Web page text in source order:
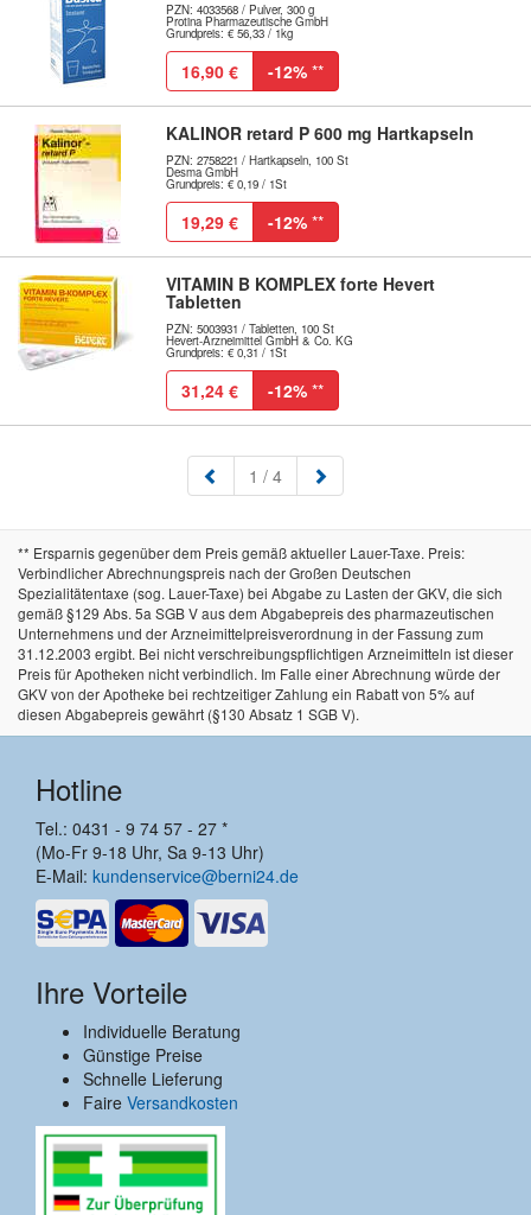
PZN: 4033568 / Pulver, 300 g
Protina Pharmazeutische GmbH
Grundpreis: € 56,33 / 1kg
16,90 € -12% **
KALINOR retard P 600 mg Hartkapseln
PZN: 2758221 / Hartkapseln, 100 St
Desma GmbH
Grundpreis: € 0,19 / 1St
19,29 € -12% **
VITAMIN B KOMPLEX forte Hevert
Tabletten
PZN: 5003931 / Tabletten, 100 St
Hevert-Arzneimittel GmbH & Co. KG
Grundpreis: € 0,31 / 1St
31,24 € -12% **
1 (aktuell)
/ 4
** Ersparnis gegenüber dem Preis gemäß aktueller Lauer-Taxe. Preis:
Verbindlicher Abrechnungspreis nach der Großen Deutschen
Spezialitätentaxe (sog. Lauer-Taxe) bei Abgabe zu Lasten der GKV, die sich
gemäß §129 Abs. 5a SGB V aus dem Abgabepreis des pharmazeutischen
Unternehmens und der Arzneimittelpreisverordnung in der Fassung zum
31.12.2003 ergibt. Bei nicht verschreibungspflichtigen Arzneimitteln ist dieser
Preis für Apotheken nicht verbindlich. Im Falle einer Abrechnung würde der
GKV von der Apotheke bei rechtzeitiger Zahlung ein Rabatt von 5% auf
diesen Abgabepreis gewährt (§130 Absatz 1 SGB V).
Hotline
Tel.: 0431 - 9 74 57 - 27 *
(Mo-Fr 9-18 Uhr, Sa 9-13 Uhr)
E-Mail: kundenservice@berni24.de
Ihre Vorteile
Individuelle Beratung
Günstige Preise
Schnelle Lieferung
Faire Versandkosten